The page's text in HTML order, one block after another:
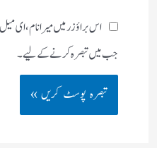
اس براؤزر میں میرا نام، ای
جب میں تبصرہ کرنے کےلیے۔